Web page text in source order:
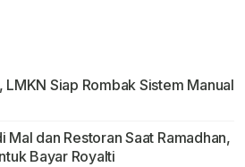
LMKN Siap Rombak Sistem Manual
Mal dan Restoran Saat Ramadhan,
Bayar Royalti